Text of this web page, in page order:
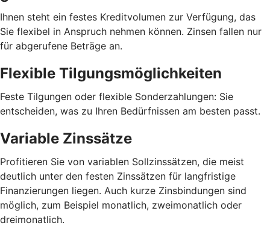
Ihnen steht ein festes Kreditvolumen zur Verfügung, das
Sie flexibel in Anspruch nehmen können. Zinsen fallen nur
für abgerufene Beträge an.
Flexible Tilgungsmöglichkeiten
Feste Tilgungen oder flexible Sonderzahlungen: Sie
entscheiden, was zu Ihren Bedürfnissen am besten passt.
Variable Zinssätze
Profitieren Sie von variablen Sollzinssätzen, die meist
deutlich unter den festen Zinssätzen für langfristige
Finanzierungen liegen. Auch kurze Zinsbindungen sind
möglich, zum Beispiel monatlich, zweimonatlich oder
dreimonatlich.